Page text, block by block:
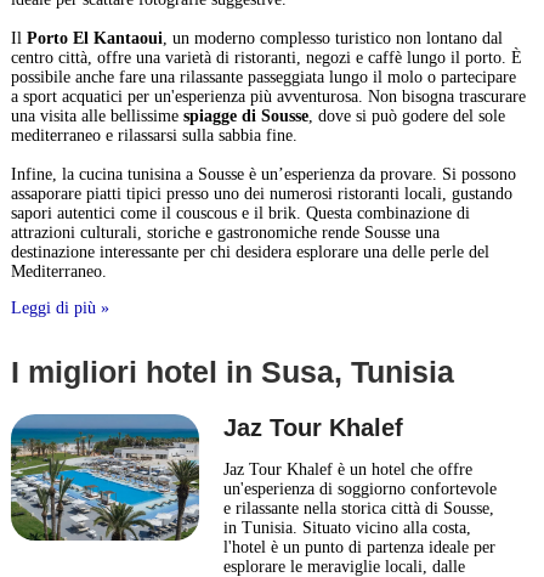
Il Porto El Kantaoui, un moderno complesso turistico non lontano dal
centro città, offre una varietà di ristoranti, negozi e caffè lungo il porto. È
possibile anche fare una rilassante passeggiata lungo il molo o partecipare
a sport acquatici per un'esperienza più avventurosa. Non bisogna trascurare
una visita alle bellissime spiagge di Sousse, dove si può godere del sole
mediterraneo e rilassarsi sulla sabbia fine.
Infine, la cucina tunisina a Sousse è un’esperienza da provare. Si possono
assaporare piatti tipici presso uno dei numerosi ristoranti locali, gustando
sapori autentici come il couscous e il brik. Questa combinazione di
attrazioni culturali, storiche e gastronomiche rende Sousse una
destinazione interessante per chi desidera esplorare una delle perle del
Mediterraneo.
Leggi di più »
I migliori hotel in Susa, Tunisia
Jaz Tour Khalef
Jaz Tour Khalef è un hotel che offre
un'esperienza di soggiorno confortevole
e rilassante nella storica città di Sousse,
in Tunisia. Situato vicino alla costa,
l'hotel è un punto di partenza ideale per
esplorare le meraviglie locali, dalle